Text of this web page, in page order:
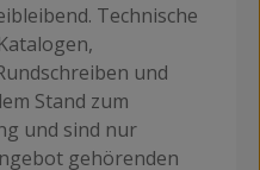
Technische
und
Stand zum
und sind nur
gehörenden